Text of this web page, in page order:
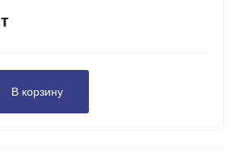
В корзину